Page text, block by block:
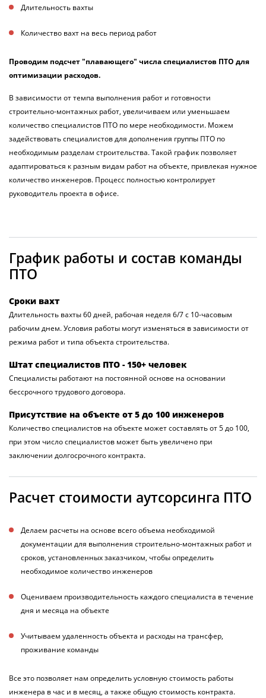
Длительность вахты
Количество вахт на весь период работ
Проводим подсчет "плавающего" числа специалистов ПТО для
оптимизации расходов.
В зависимости от темпа выполнения работ и готовности
строительно-монтажных работ, увеличиваем или уменьшаем
количество специалистов ПТО по мере необходимости. Можем
задействовать специалистов для дополнения группы ПТО по
необходимым разделам строительства. Такой график позволяет
адаптироваться к разным видам работ на объекте, привлекая нужное
количество инженеров. Процесс полностью контролирует
руководитель проекта в офисе.
График работы и состав команды
ПТО
Сроки вахт
Длительность вахты 60 дней, рабочая неделя 6/7 с 10-часовым
рабочим днем. Условия работы могут изменяться в зависимости от
режима работ и типа объекта строительства.
Штат специалистов ПТО - 150+ человек
Специалисты работают на постоянной основе на основании
бессрочного трудового договора.
Присутствие на объекте от 5 до 100 инженеров
Количество специалистов на объекте может составлять от 5 до 100,
при этом число специалистов может быть увеличено при
заключении долгосрочного контракта.
Расчет стоимости аутсорсинга ПТО
Делаем расчеты на основе всего объема необходимой
документации для выполнения строительно-монтажных работ и
сроков, установленных заказчиком, чтобы определить
необходимое количество инженеров
Оцениваем производительность каждого специалиста в течение
дня и месяца на объекте
Учитываем удаленность объекта и расходы на трансфер,
проживание команды
Все это позволяет нам определить условную стоимость работы
инженера в час и в месяц, а также общую стоимость контракта.